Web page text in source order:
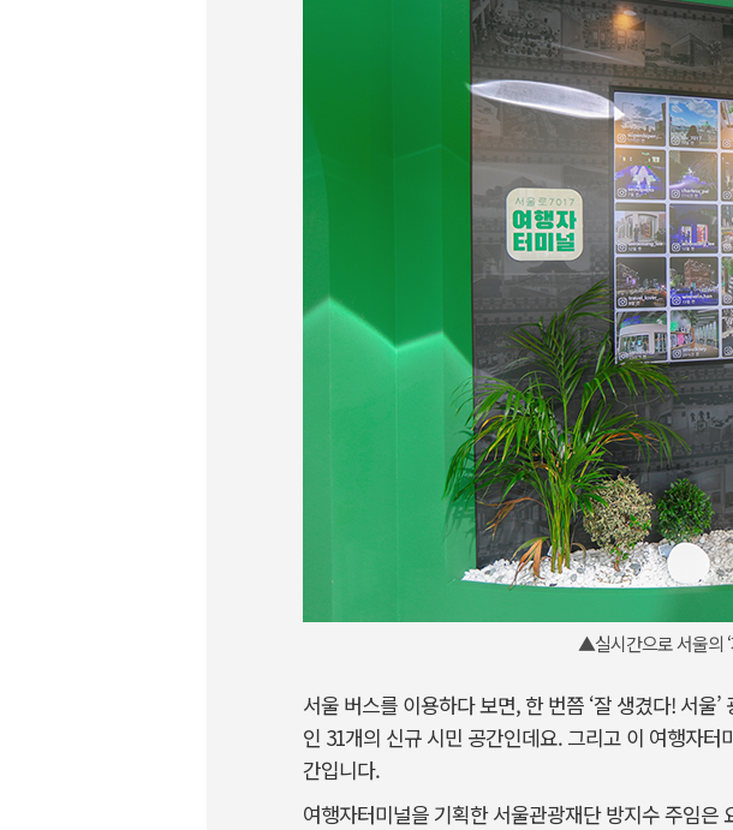
▲실시간으로 서울의
서울 버스를 이용하다 보면, 한 번쯤 ‘잘 생겼다! 서
인 31개의 신규 시민 공간인데요. 그리고 이 여행자
간입니다.
여행자터미널을 기획한 서울관광재단 방지수 주임